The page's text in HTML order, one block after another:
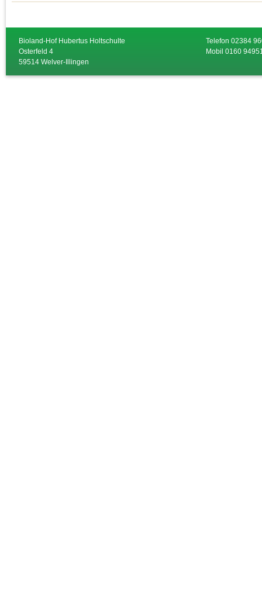
Bioland-Hof Hubertus Holtschulte
Osterfeld 4
59514 Welver-Illingen
Telefon 02384
Mobil 0160